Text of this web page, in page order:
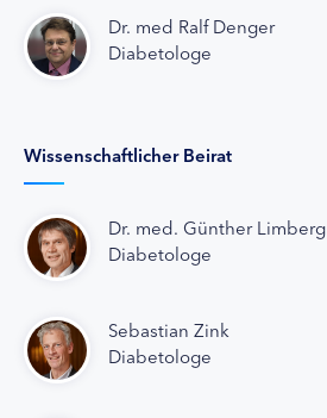
Dr. med Ralf Denger
Diabetologe
Wissenschaftlicher Beirat
Dr. med. Günther Limberg
Diabetologe
Sebastian Zink
Diabetologe